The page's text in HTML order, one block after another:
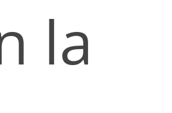
la